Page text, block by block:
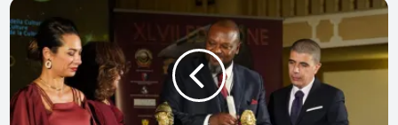
Artista
plástico
Nelson
Neves
distinguido
com
dois